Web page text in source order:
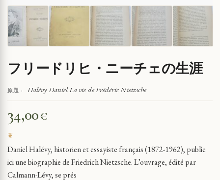
フリードリヒ・ニーチェの生涯
原題 : Halévy Daniel La vie de Frédéric Nietzsche
34,00€
Daniel Halévy, historien et essayiste français (1872-1962), publie
ici une biographie de Friedrich Nietzsche. L’ouvrage, édité par
Calmann-Lévy, se prés